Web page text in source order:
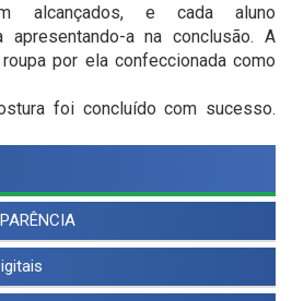
alcançados, e cada aluno
apresentando-a na conclusão. A
por ela confeccionada como
foi concluído com sucesso.